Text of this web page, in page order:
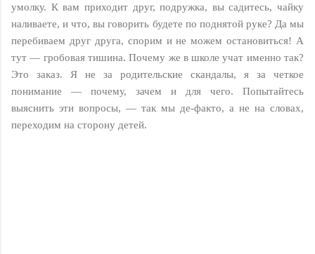
умолку. К вам приходит друг, подружка, вы садитесь, чайку
наливаете, и что, вы говорить будете по поднятой руке? Да мы
перебиваем друг друга, спорим и не можем остановиться! А
тут — гробовая тишина. Почему же в школе учат именно так?
Это заказ. Я не за родительские скандалы, я за четкое
понимание — почему, зачем и для чего. Попытайтесь
выяснить эти вопросы, — так мы де-факто, а не на словах,
переходим на сторону детей.